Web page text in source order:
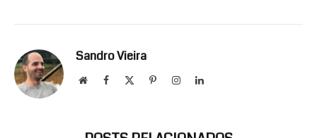
Sandro Vieira
WebsiteFacebook PinterestInstagramLinkedIn